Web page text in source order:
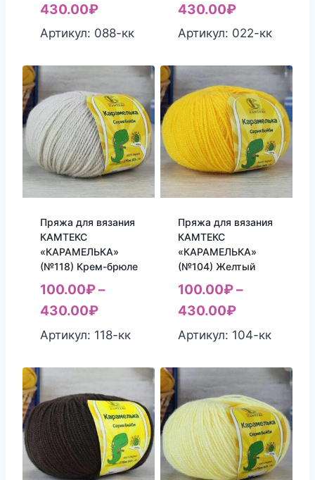
430.00₽
Артикул: 088-кк
430.00₽
Артикул: 022-кк
Пряжа для вязания
КАМТЕКС
«КАРАМЕЛЬКА»
(№118) Крем-брюле
100.00₽–
430.00₽
Артикул: 118-кк
Пряжа для вязания
КАМТЕКС
«КАРАМЕЛЬКА»
(№104) Желтый
100.00₽–
430.00₽
Артикул: 104-кк